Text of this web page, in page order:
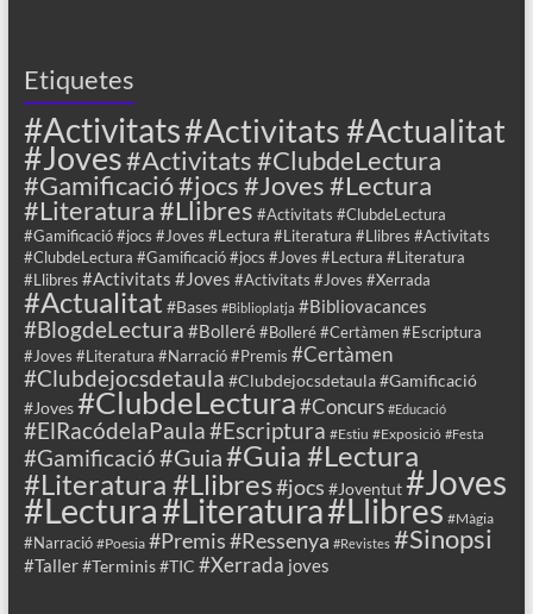
Etiquetes
#Activitats#Activitats #Actualitat
#Joves#Activitats #ClubdeLectura
#Gamificació #jocs #Joves #Lectura
#Literatura #Llibres #Activitats #ClubdeLectura
#Gamificació #jocs #Joves #Lectura #Literatura #Llibres #Activitats
#ClubdeLectura #Gamificació #jocs #Joves #Lectura #Literatura
#Llibres #Activitats #Joves #Activitats #Joves #Xerrada
#Actualitat #Bases #Biblioplatja #Bibliovacances
#BlogdeLectura #Bolleré #Bolleré #Certàmen #Escriptura
#Joves #Literatura #Narració #Premis #Certàmen
#Clubdejocsdetaula #Clubdejocsdetaula #Gamificació
#Joves#ClubdeLectura#Concurs #Educació
#ElRacódelaPaula#Escriptura #Estiu #Exposició #Festa
#Gamificació#Guia#Guia #Lectura
#Literatura #Llibres#jocs #Joventut#Joves
#Lectura#Literatura#Llibres #Màgia
#Narració #Poesia #Premis#Ressenya #Revistes #Sinopsi
#Taller#Terminis#TIC #Xerrada joves